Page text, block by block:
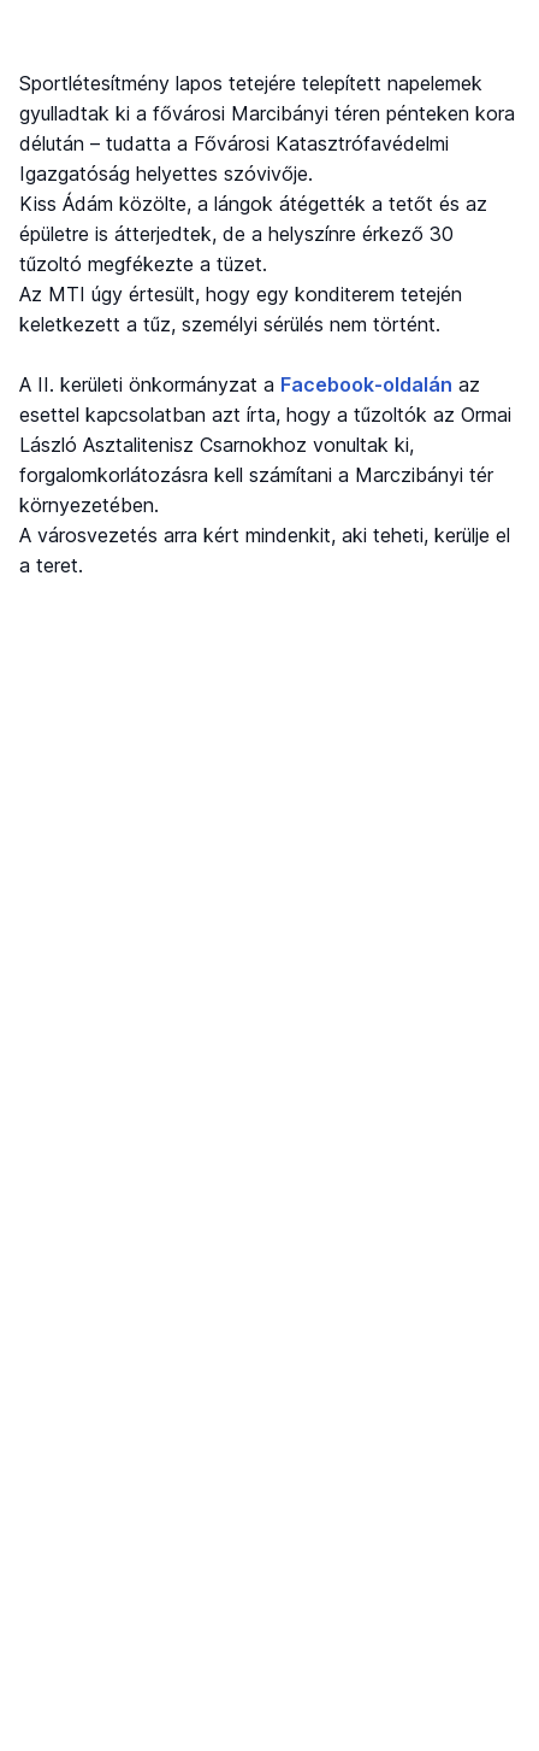
Sportlétesítmény lapos tetejére telepített napelemek
gyulladtak ki a fővárosi Marcibányi téren pénteken kora
délután – tudatta a Fővárosi Katasztrófavédelmi
Igazgatóság helyettes szóvivője.
Kiss Ádám közölte, a lángok átégették a tetőt és az
épületre is átterjedtek, de a helyszínre érkező 30
tűzoltó megfékezte a tüzet.
Az MTI úgy értesült, hogy egy konditerem tetején
keletkezett a tűz, személyi sérülés nem történt.
A II. kerületi önkormányzat a Facebook-oldalán az
esettel kapcsolatban azt írta, hogy a tűzoltók az Ormai
László Asztalitenisz Csarnokhoz vonultak ki,
forgalomkorlátozásra kell számítani a Marczibányi tér
környezetében.
A városvezetés arra kért mindenkit, aki teheti, kerülje el
a teret.